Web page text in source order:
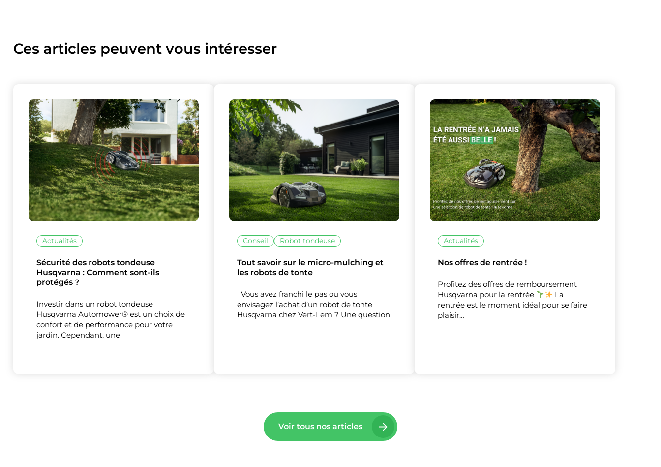
Nos partenaires
Mesure d'audience
Tout accepter Tout refuser Personnaliser
Ces articles peuvent vous intéresser
Actualités
Sécurité des robots tondeuse
Husqvarna : Comment sont-ils
protégés ?
Investir dans un robot tondeuse
Husqvarna Automower® est un choix de
confort et de performance pour votre
jardin. Cependant, une
Conseil Robot tondeuse
Tout savoir sur le micro-mulching et
les robots de tonte
Vous avez franchi le pas ou vous
envisagez l’achat d’un robot de tonte
Husqvarna chez Vert-Lem ? Une question
Actualités
Nos offres de rentrée !
Profitez des offres de remboursement
Husqvarna pour la rentrée
La
rentrée est le moment idéal pour se faire
plaisir…
Voir tous nos articles